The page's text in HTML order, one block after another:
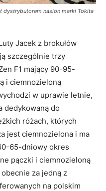
dystrybutorem nasion marki Tokita
Jacek z brokułów
szczególnie trzy
F1 mający 90-95-
i ciemnozieloną
w uprawie letnie,
dedykowaną do
różach, których
jest ciemnozielona i ma
65-dniowy okres
pączki i ciemnozieloną
za jedną z
na polskim